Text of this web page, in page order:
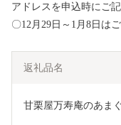
アドレスを申込時にご記
〇12月29日～1月8日は
返礼品名
甘栗屋万寿庵のあま